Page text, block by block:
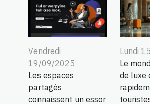
Vendredi
19/09/2025
Les espaces
partagés
connaissent un essor
Lundi
Le
de luxe